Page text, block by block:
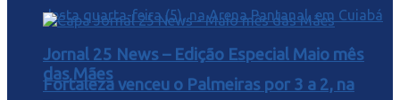
Fortaleza venceu o Palmeiras por 3 a 2, na
Jornal 25 News – Edição Especial Maio mês
das Mães